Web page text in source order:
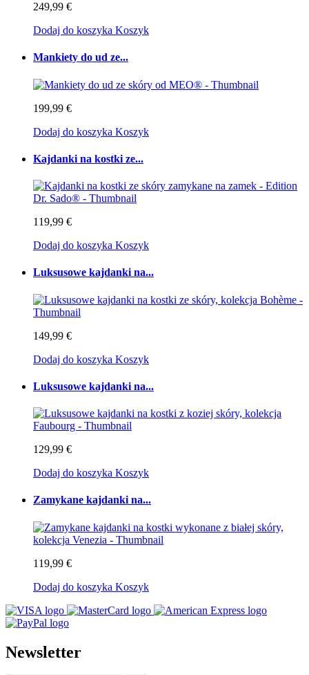
249,99 €
Dodaj do koszyka Koszyk
Mankiety do ud ze...
199,99 €
Dodaj do koszyka Koszyk
Kajdanki na kostki ze...
119,99 €
Dodaj do koszyka Koszyk
Luksusowe kajdanki na...
149,99 €
Dodaj do koszyka Koszyk
Luksusowe kajdanki na...
129,99 €
Dodaj do koszyka Koszyk
Zamykane kajdanki na...
119,99 €
Dodaj do koszyka Koszyk
Newsletter